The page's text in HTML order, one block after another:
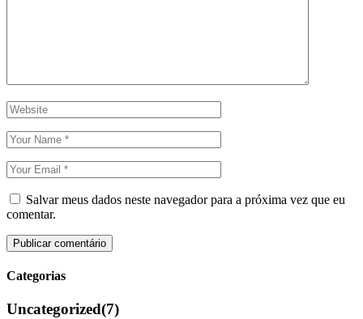
Salvar meus dados neste navegador para a próxima vez que eu
comentar.
Categorias
Uncategorized(7)